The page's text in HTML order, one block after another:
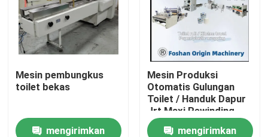
Rumah
Produk
Tentang Kami
Mesin pembungkus
toilet bekas
mengirimkan
Mesin Produksi
Otomatis Gulungan
Toilet / Handuk Dapur
Jrt Maxi Rewinding
Machinery
mengirimkan